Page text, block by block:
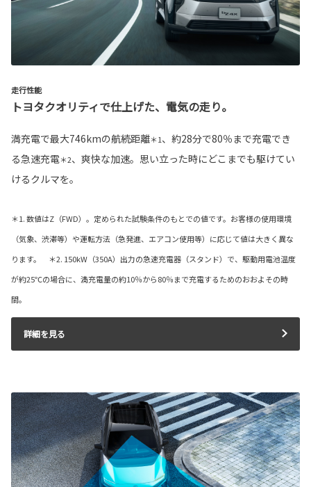
走行性能
トヨタクオリティで仕上げた、電気の走り。
満充電で最大746kmの航続距離＊1、約28分で80％まで充電でき
る急速充電＊2、爽快な加速。思い立った時にどこまでも駆けてい
けるクルマを。
＊1. 数値はZ（FWD）。定められた試験条件のもとでの値です。お客様の使用環境
（気象、渋滞等）や運転方法（急発進、エアコン使用等）に応じて値は大きく異な
ります。 ＊2. 150kW（350A）出力の急速充電器（スタンド）で、駆動用電池温度
が約25℃の場合に、満充電量の約10％から80％まで充電するためのおおよその時
間。
詳細を見る